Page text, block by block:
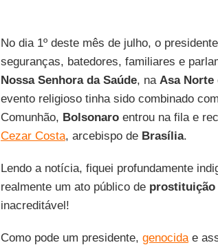
No dia 1º deste mês de julho, o presidente
seguranças, batedores, familiares e
Nossa Senhora da Saúde, na Asa Norte
evento religioso tinha sido combinado
Comunhão, Bolsonaroentrou na fila e
Cezar Costa, arcebispo de Brasília.
Lendo a notícia, fiquei profundamente
realmente um ato público de prostituição
inacreditável!
Como pode um presidente, genocidae